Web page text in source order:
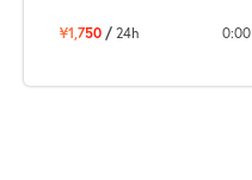
¥1,750 / 24h 0:00